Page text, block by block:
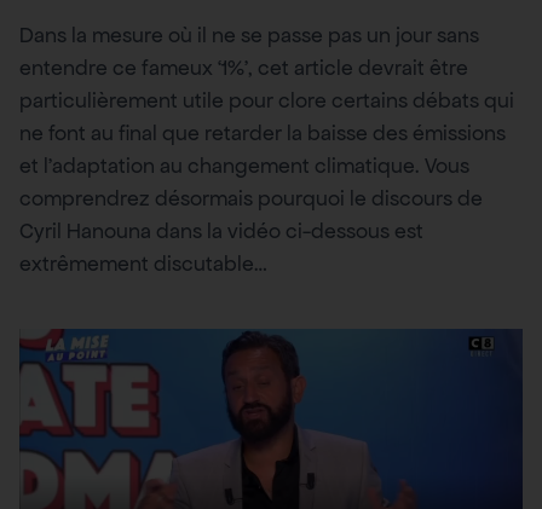
Dans la mesure où il ne se passe pas un jour sans
entendre ce fameux ‘1%’, cet article devrait être
particulièrement utile pour clore certains débats qui
ne font au final que retarder la baisse des émissions
et l’adaptation au changement climatique. Vous
comprendrez désormais pourquoi le discours de
Cyril Hanouna dans la vidéo ci-dessous est
extrêmement discutable…